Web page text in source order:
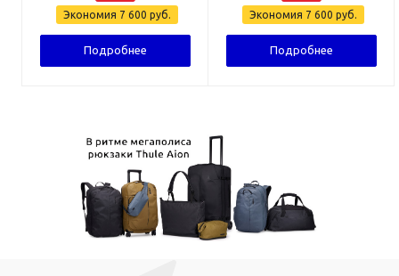
Экономия 7 600 руб.
Подробнее
Экономия 7 600 руб.
Подробнее